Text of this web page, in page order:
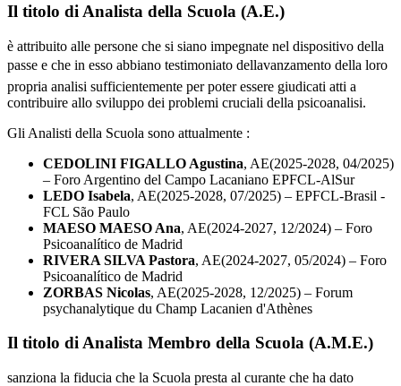
Il titolo di Analista della Scuola (A.E.)
è attribuito alle persone che si siano impegnate nel dispositivo della
passe e che in esso abbiano testimoniato dellavanzamento della loro
propria analisi sufficientemente per poter essere giudicati atti a
contribuire allo sviluppo dei problemi cruciali della psicoanalisi.
Gli Analisti della Scuola sono attualmente :
CEDOLINI FIGALLO Agustina, AE(2025-2028, 04/2025)
– Foro Argentino del Campo Lacaniano EPFCL-AlSur
LEDO Isabela, AE(2025-2028, 07/2025) – EPFCL-Brasil -
FCL São Paulo
MAESO MAESO Ana, AE(2024-2027, 12/2024) – Foro
Psicoanalítico de Madrid
RIVERA SILVA Pastora, AE(2024-2027, 05/2024) – Foro
Psicoanalítico de Madrid
ZORBAS Nicolas, AE(2025-2028, 12/2025) – Forum
psychanalytique du Champ Lacanien d'Athènes
Il titolo di Analista Membro della Scuola (A.M.E.)
sanziona la fiducia che la Scuola presta al curante che ha dato